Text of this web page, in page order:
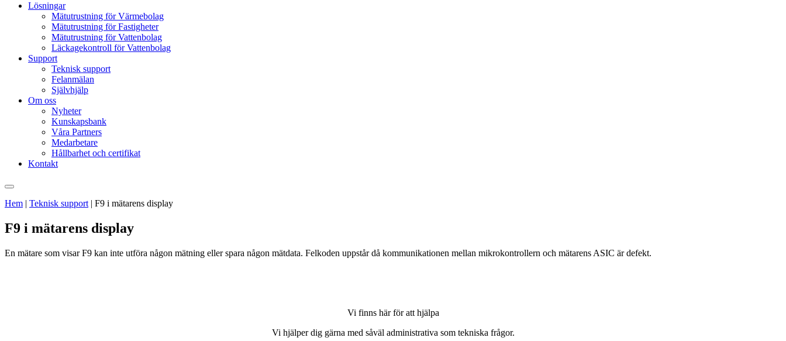
Lösningar
Mätutrustning för Värmebolag
Mätutrustning för Fastigheter
Mätutrustning för Vattenbolag
Läckagekontroll för Vattenbolag
Support
Teknisk support
Felanmälan
Självhjälp
Om oss
Nyheter
Kunskapsbank
Våra Partners
Medarbetare
Hållbarhet och certifikat
Kontakt
Hem | Teknisk support | F9 i mätarens display
F9 i mätarens display
En mätare som visar F9 kan inte utföra någon mätning eller spara någon mätdata. Felkoden uppstår då kommunikationen mellan mikrokontrollern och mätarens ASIC är defekt.
Vi finns här för att hjälpa
Vi hjälper dig gärna med såväl administrativa som tekniska frågor.